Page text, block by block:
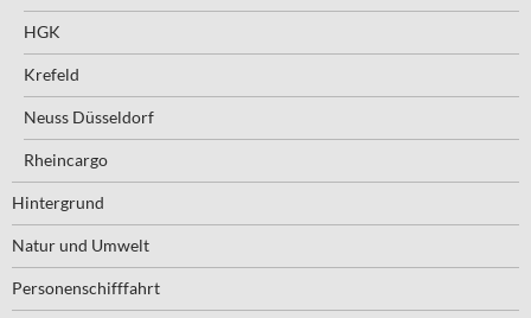
HGK
Krefeld
Neuss Düsseldorf
Rheincargo
Hintergrund
Natur und Umwelt
Personenschifffahrt